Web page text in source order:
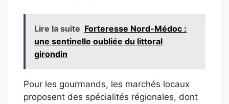
Lire la suite Forteresse Nord-Médoc :
une sentinelle oubliée du littoral
girondin
Pour les gourmands, les marchés locaux
proposent des spécialités régionales, dont